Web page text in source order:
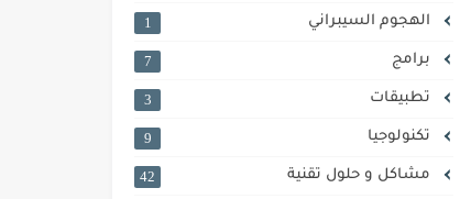
الهجوم السيبراني 1
برامج 7
تطبيقات 3
تكنولوجيا 9
مشاكل و حلول تقنية 42